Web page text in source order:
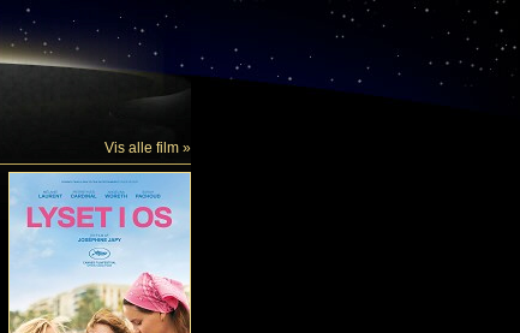
Vis alle film »